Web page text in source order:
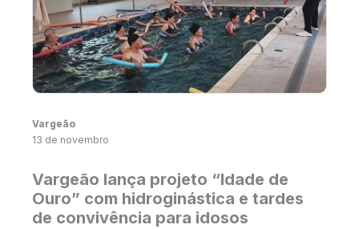
Vargeão
13 de novembro
Vargeão lança projeto “Idade de
Ouro” com hidroginástica e tardes
de convivência para idosos